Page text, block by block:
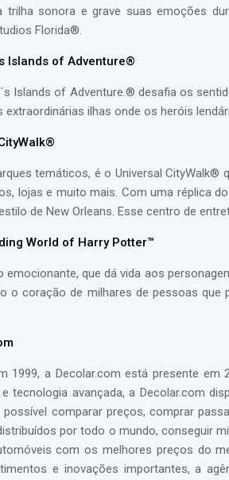
trilha sonora e grave suas emoções
Florida®.
Islands of Adventure®
Islands of Adventure.® desafia os
extraordinárias ilhas onde os heróis
temáticos, é o Universal
lojas e muito mais. Com uma réplica
de New Orleans. Esse centro de
World of Harry Potter™
emocionante, que dá vida aos
o coração de milhares de pessoas que
1999, a Decolar.com está presente
tecnologia avançada, a Decolar.com
possível comparar preços, comprar
por todo o mundo, conseguir
com os melhores preços do
e inovações importantes, a